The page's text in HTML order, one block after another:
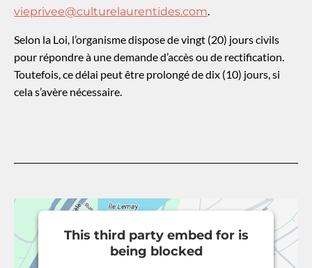
vieprivee@culturelaurentides.com.
Selon la Loi, l’organisme dispose de vingt (20) jours civils
pour répondre à une demande d’accès ou de rectification.
Toutefois, ce délai peut être prolongé de dix (10) jours, si
cela s’avère nécessaire.
This third party embed for is
being blocked